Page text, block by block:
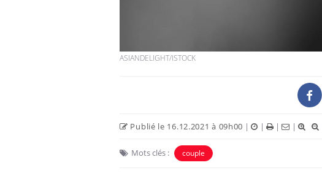
ASIANDELIGHT/ISTOCK
Publié le 16.12.2021 à 09h00 | | | |
Mots clés : couple
Eczéma Chronique des Mains :